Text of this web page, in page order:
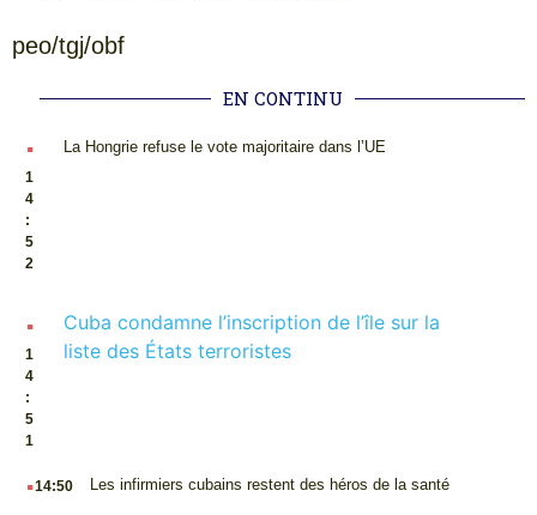
peo/tgj/obf
EN CONTINU
.
1
4
:
5
2
La Hongrie refuse le vote majoritaire dans l’UE
.
1
4
:
5
1
Cuba condamne l’inscription de l’île sur la
liste des États terroristes
.14:50 Les infirmiers cubains restent des héros de la santé